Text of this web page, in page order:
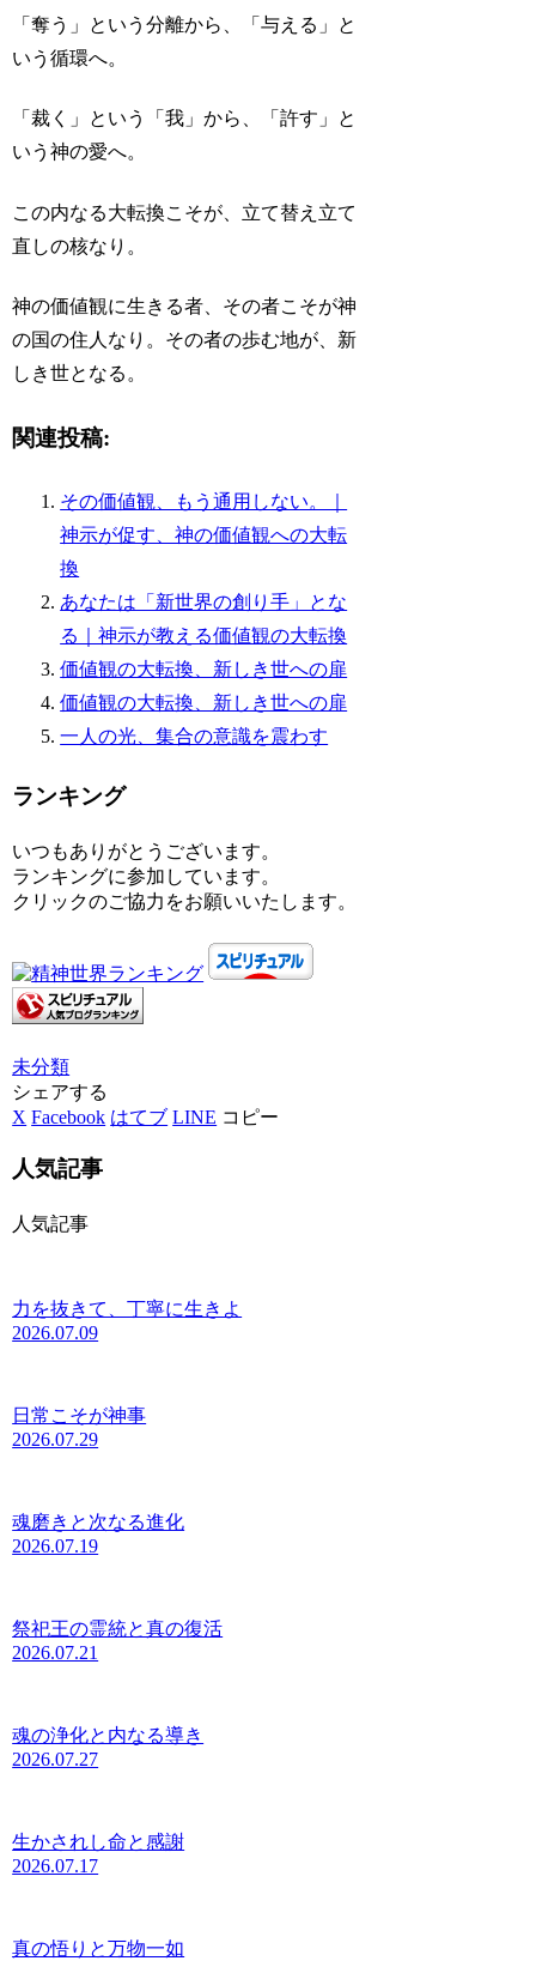
「奪う」という分離から、「与える」と
いう循環へ。
「裁く」という「我」から、「許す」と
いう神の愛へ。
この内なる大転換こそが、立て替え立て
直しの核なり。
神の価値観に生きる者、その者こそが神
の国の住人なり。その者の歩む地が、新
しき世となる。
関連投稿:
その価値観、もう通用しない。｜
神示が促す、神の価値観への大転
換
あなたは「新世界の創り手」とな
る｜神示が教える価値観の大転換
価値観の大転換、新しき世への扉
価値観の大転換、新しき世への扉
一人の光、集合の意識を震わす
ランキング
いつもありがとうございます。
ランキングに参加しています。
クリックのご協力をお願いいたします。
未分類
シェアする
X Facebook はてブ LINE コピー
人気記事
人気記事
力を抜きて、丁寧に生きよ
2026.07.09
日常こそが神事
2026.07.29
魂磨きと次なる進化
2026.07.19
祭祀王の霊統と真の復活
2026.07.21
魂の浄化と内なる導き
2026.07.27
生かされし命と感謝
2026.07.17
真の悟りと万物一如